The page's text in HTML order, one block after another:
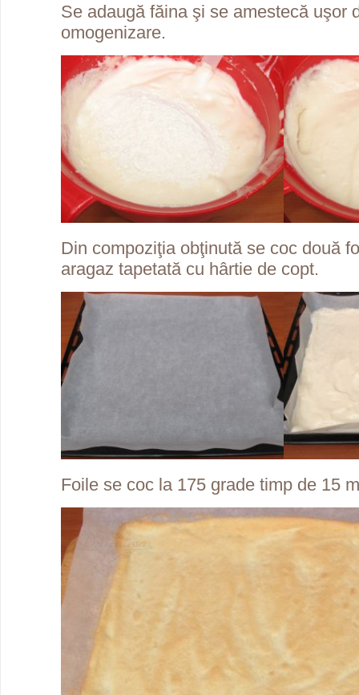
Se adaugă făina şi se amestecă uşor
omogenizare.
Din compoziţia obţinută se coc două
aragaz tapetată cu hârtie de copt.
Foile se coc la 175 grade timp de 15